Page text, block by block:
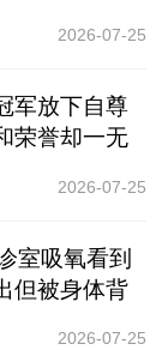
2026-07-25
军放下自尊
荣誉却一无
2026-07-25
室吸氧看到
但被身体背
2026-07-25